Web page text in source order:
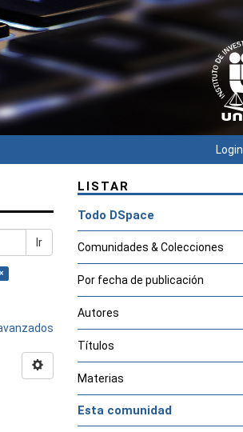
Login
Ir
LISTAR
Todo DSpace
Comunidades & Colecciones
Por fecha de publicación
Autores
Títulos
Materias
Esta comunidad